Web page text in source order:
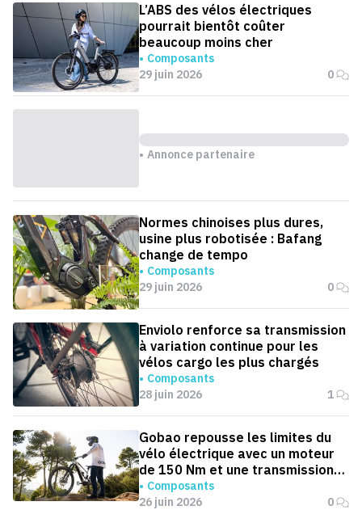
L’ABS des vélos électriques
pourrait bientôt coûter
beaucoup moins cher
Composants
29 juin 2026
0
Annonce partenaire
Normes chinoises plus dures,
usine plus robotisée : Bafang
change de tempo
Composants
29 juin 2026
0
Enviolo renforce sa transmission
à variation continue pour les
vélos cargo les plus chargés
Composants
28 juin 2026
1
Gobao repousse les limites du
vélo électrique avec un moteur
de 150 Nm et une transmission
automatique
Composants
26 juin 2026
0